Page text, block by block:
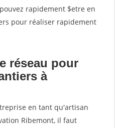
rapidement $etre en
pour réaliser rapidement
réseau pour
à
en tant qu'artisan
Ribemont, il faut